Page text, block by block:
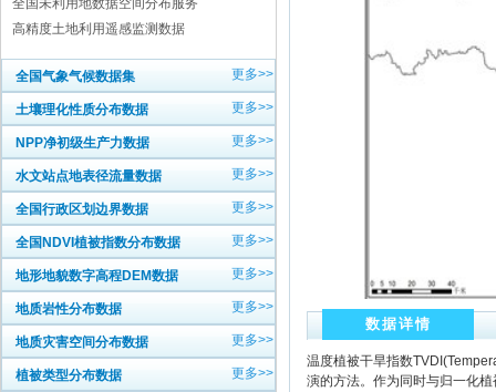
全国未利用地数据空间分布服务
高精度土地利用遥感监测数据
全国气象气候数据集 更多>>
土壤理化性质分布数据 更多>>
NPP净初级生产力数据 更多>>
水文站点地表径流量数据 更多>>
全国行政区划边界数据 更多>>
全国NDVI植被指数分布数据 更多>>
地形地貌数字高程DEM数据 更多>>
地质岩性分布数据 更多>>
地质灾害空间分布数据 更多>>
植被类型分布数据 更多>>
数据详情
温度植被干旱指数
演的方法。作为同时与归一化